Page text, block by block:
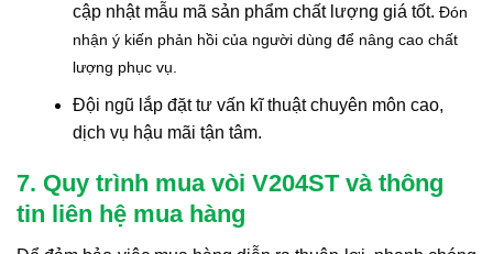
cập nhật mẫu mã sản phẩm chất lượng giá tốt. Đón
nhận ý kiến phản hồi của người dùng để nâng cao chất
lượng phục vụ.
Đội ngũ lắp đặt tư vấn kĩ thuật chuyên môn cao,
dịch vụ hậu mãi tận tâm.
7. Quy trình mua vòi V204ST và thông
tin liên hệ mua hàng